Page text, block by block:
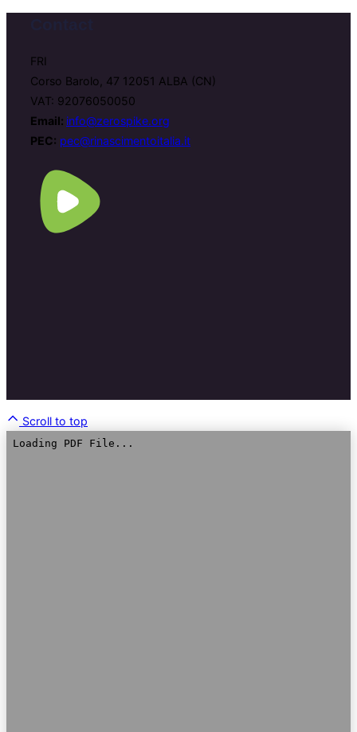
FRI
Corso Barolo, 47 12051 ALBA (CN)
VAT: 92076050050
Email: info@zerospike.org
PEC: pec@rinascimentoitalia.it
Scroll to top